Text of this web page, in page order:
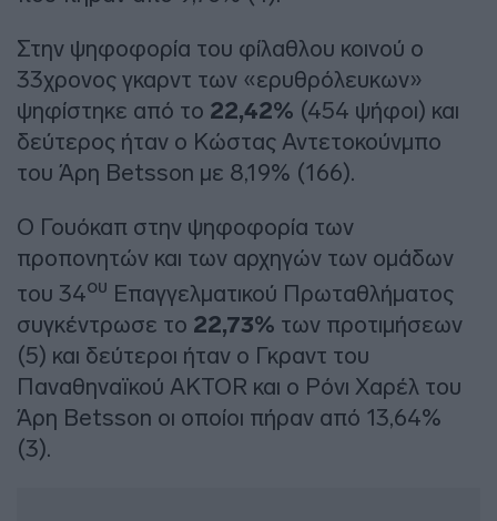
Στην ψηφοφορία του φίλαθλου κοινού ο
33χρονος γκαρντ των «ερυθρόλευκων»
ψηφίστηκε από το 22,42% (454 ψήφοι) και
δεύτερος ήταν ο Κώστας Αντετοκούνμπο
του Άρη Betsson με 8,19% (166).
Ο Γουόκαπ στην ψηφοφορία των
προπονητών και των αρχηγών των ομάδων
του 34ου Επαγγελματικού Πρωταθλήματος
συγκέντρωσε το 22,73% των προτιμήσεων
(5) και δεύτεροι ήταν ο Γκραντ του
Παναθηναϊκού AKTOR και ο Ρόνι Χαρέλ του
Άρη Betsson οι οποίοι πήραν από 13,64%
(3).